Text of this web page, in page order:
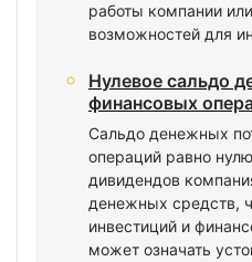
работы компании
возможностей для
Нулевое сальдо
финансовых
Сальдо денежных
операций равно
дивидендов
денежных средств,
инвестиций и
может означать